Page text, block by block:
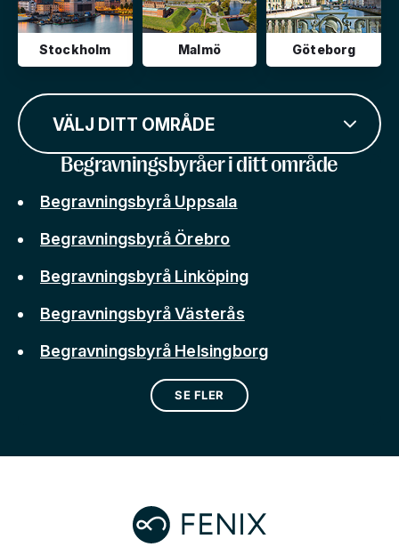
Stockholm Malmö Göteborg
VÄLJ DITT OMRÅDE
Begravningsbyråer i ditt område
Begravningsbyrå Uppsala
Begravningsbyrå Örebro
Begravningsbyrå Linköping
Begravningsbyrå Västerås
Begravningsbyrå Helsingborg
SE FLER